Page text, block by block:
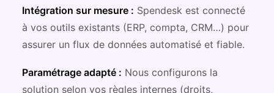
Intégration sur mesure : Spendesk est connecté
à vos outils existants (ERP, compta, CRM…) pour
assurer un flux de données automatisé et fiable.
Paramétrage adapté : Nous configurons la
solution selon vos règles internes (droits,